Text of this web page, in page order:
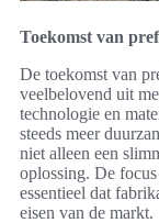
Toekomst van
De toekomst van
veelbelovend uit
technologie en
steeds meer
niet alleen een
oplossing. De
essentieel dat
eisen van de markt.